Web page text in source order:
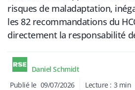
risques de maladaptation,
les 82 recommandations du
directement la responsabilité
Daniel Schmidt
Publié le 09/07/2026 Lecture : 3 min